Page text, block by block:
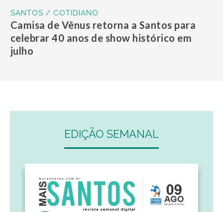
SANTOS / COTIDIANO
Camisa de Vênus retorna a Santos para
celebrar 40 anos de show histórico em
julho
EDIÇÃO SEMANAL